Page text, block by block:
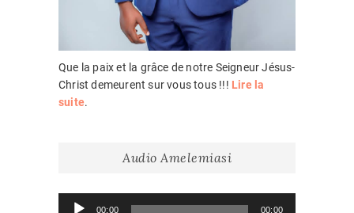
Que la paix et la grâce de notre Seigneur Jésus-
Christ demeurent sur vous tous !!! Lire la
suite.
Audio Amelemiasi
Lecteur
00:00 00:00